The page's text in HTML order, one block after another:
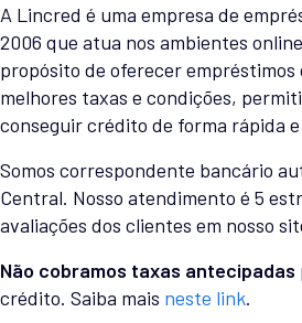
A Lincred é uma empresa de
2006 que atua nos ambientes
propósito de oferecer empréstimos
melhores taxas e condições,
conseguir crédito de forma rápida
Somos correspondente bancário
Central. Nosso atendimento é 5
avaliações dos clientes em nosso
Não cobramos taxas antecipadas
crédito. Saiba mais neste link.